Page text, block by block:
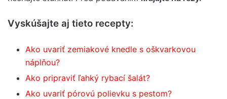
Vyskúšajte aj tieto recepty:
Ako uvariť zemiakové knedle s oškvarkovou
náplňou?
Ako pripraviť ľahký rybací šalát?
Ako uvariť pórovú polievku s pestom?